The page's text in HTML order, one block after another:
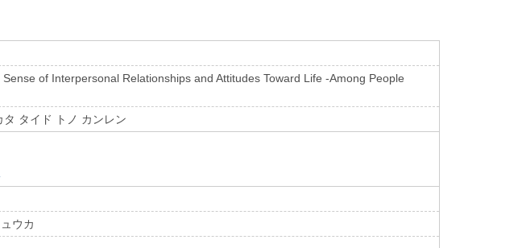
of Interpersonal Relationships and Attitudes Toward Life -Among People
タイド トノ カンレン
ウカ